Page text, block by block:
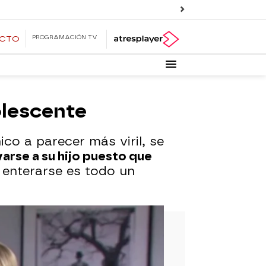
PROGRAMACIÓN TV
a parecer más viril, se
a su hijo puesto que
es todo un